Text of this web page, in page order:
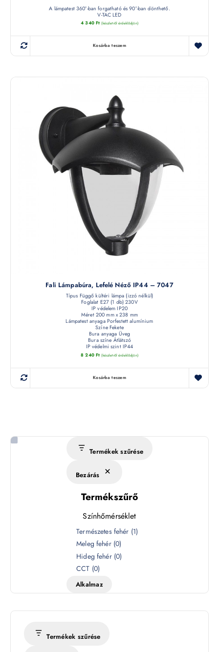
A lámpatest 360°-ban forgatható és 90°-ban dönthető.
V-TAC LED
4 340 Ft (készletről érdeklődjön)
Kosárba teszem
Fali Lámpabúra, Lefelé Néző IP44 – 7047
Típus Függő kültéri lámpa (izzó nélkül)
Foglalat E27 (1 db) 230V
IP védelem IP20
Méret 200 mm x 238 mm
Lámpatest anyaga Porfestett alumínium
Színe Fekete
Bura anyaga Üveg
Bura színe Átlátszó
IP védelmi szint IP44
8 240 Ft (készletről érdeklődjön)
Kosárba teszem
Termékek szűrése
Bezárás
Termékszűrő
Színhőmérséklet
é
s
Természetes fehér (1)
Meleg fehér (0)
Hideg fehér (0)
CCT (0)
Alkalmaz
Termékek szűrése